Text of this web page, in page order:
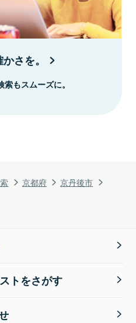
京都府
京丹後市
さを。
もスムーズに。
トをさがす